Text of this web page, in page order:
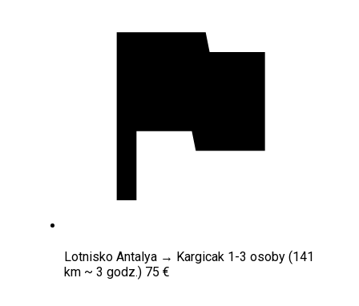
Lotnisko Antalya → Kargicak 1-3 osoby (141
km ~ 3 godz.) 75 €